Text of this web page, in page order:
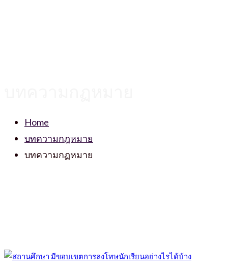
Home
บทความกฎหมาย
บทความกฏหมาย